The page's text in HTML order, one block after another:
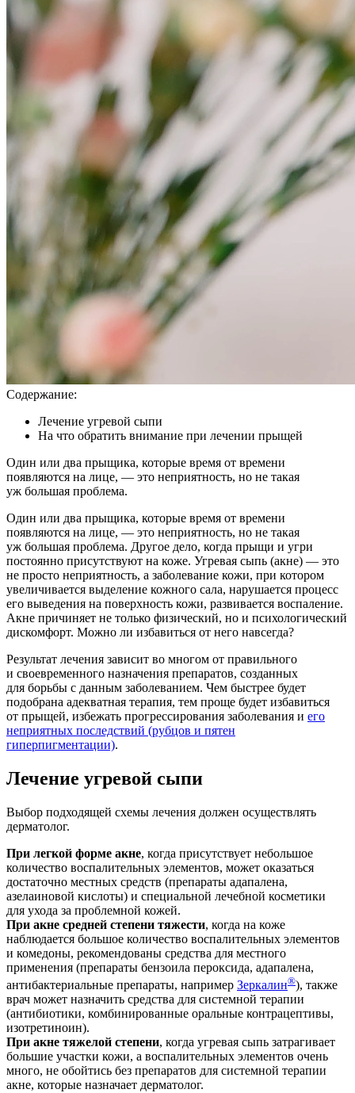
Содержание:
Лечение угревой сыпи
На что обратить внимание при лечении прыщей
Один или два прыщика, которые время от времени
появляются на лице, — это неприятность, но не такая
уж большая проблема.
Один или два прыщика, которые время от времени
появляются на лице, — это неприятность, но не такая
уж большая проблема. Другое дело, когда прыщи и угри
постоянно присутствуют на коже. Угревая сыпь (акне) — это
не просто неприятность, а заболевание кожи, при котором
увеличивается выделение кожного сала, нарушается процесс
его выведения на поверхность кожи, развивается воспаление.
Акне причиняет не только физический, но и психологический
дискомфорт. Можно ли избавиться от него навсегда?
Результат лечения зависит во многом от правильного
и своевременного назначения препаратов, созданных
для борьбы с данным заболеванием. Чем быстрее будет
подобрана адекватная терапия, тем проще будет избавиться
от прыщей, избежать прогрессирования заболевания и его
неприятных последствий (рубцов и пятен
гиперпигментации).
Лечение угревой сыпи
Выбор подходящей схемы лечения должен осуществлять
дерматолог.
При легкой форме акне, когда присутствует небольшое
количество воспалительных элементов, может оказаться
достаточно местных средств (препараты адапалена,
азелаиновой кислоты) и специальной лечебной косметики
для ухода за проблемной кожей.
При акне средней степени тяжести, когда на коже
наблюдается большое количество воспалительных элементов
и комедоны, рекомендованы средства для местного
применения (препараты бензоила пероксида, адапалена,
антибактериальные препараты, например Зеркалин®), также
врач может назначить средства для системной терапии
(антибиотики, комбинированные оральные контрацептивы,
изотретиноин).
При акне тяжелой степени, когда угревая сыпь затрагивает
большие участки кожи, а воспалительных элементов очень
много, не обойтись без препаратов для системной терапии
акне, которые назначает дерматолог.